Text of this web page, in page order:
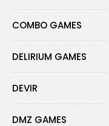
COMBO GAMES
DELIRIUM GAMES
DEVIR
DMZ GAMES